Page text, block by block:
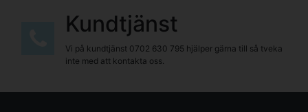
Kundtjänst
Vi på kundtjänst 0702 630 795 hjälper gärna till så tveka
inte med att kontakta oss.